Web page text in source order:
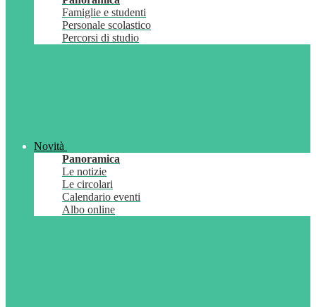
Famiglie e studenti
Personale scolastico
Percorsi di studio
Novità
Panoramica
Le notizie
Le circolari
Calendario eventi
Albo online